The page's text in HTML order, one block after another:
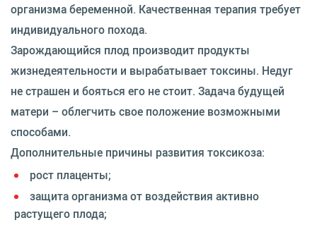
организма беременной. Качественная терапия требует
индивидуального похода.
Зарождающийся плод производит продукты
жизнедеятельности и вырабатывает токсины. Недуг
не страшен и бояться его не стоит. Задача будущей
матери – облегчить свое положение возможными
способами.
Дополнительные причины развития токсикоза:
рост плаценты;
защита организма от воздействия активно
растущего плода;